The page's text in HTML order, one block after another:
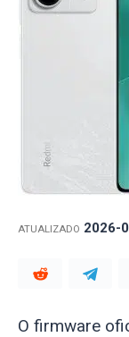
ATUALIZADO 2026-
O firmware